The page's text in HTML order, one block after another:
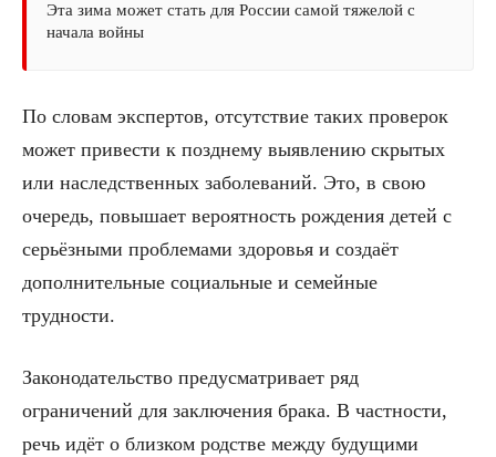
Эта зима может стать для России самой тяжелой с
начала войны
По словам экспертов, отсутствие таких проверок
может привести к позднему выявлению скрытых
или наследственных заболеваний. Это, в свою
очередь, повышает вероятность рождения детей с
серьёзными проблемами здоровья и создаёт
дополнительные социальные и семейные
трудности.
Законодательство предусматривает ряд
ограничений для заключения брака. В частности,
речь идёт о близком родстве между будущими